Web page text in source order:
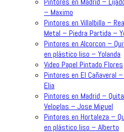
– Maximo
Pintores en Villalbilla –
Metal – Piedra Partida –
Pintores en Alcorcon –
en plástico liso – Yolanda
Video Papel Pintado Flores
Pintores en El Cañaveral
Elia
Pintores en Madrid –
Veloglas – Jose Miguel
Pintores en Hortaleza –
en plástico liso – Alberto